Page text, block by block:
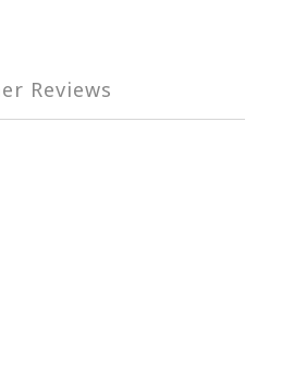
Reviews